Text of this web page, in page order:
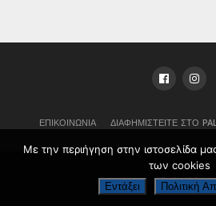
ΕΠΙΚΟΙΝΩΝΊΑ ΔΙΑΦΗΜΙΣΤΕΊΤΕ ΣΤΟ
Pallini24
Με την περιήγηση στην ιστοσελίδα
των cookies
Εντάξει Πολιτική